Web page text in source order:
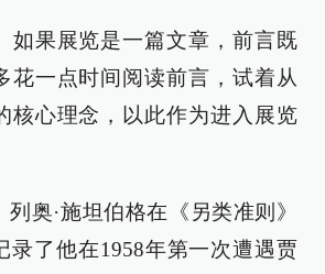
如果展览是一篇文章，前言既
花一点时间阅读前言，试着从
核心理念，以此作为进入展览
奥·施坦伯格在《另类准则》
录了他在1958年第一次遭遇贾